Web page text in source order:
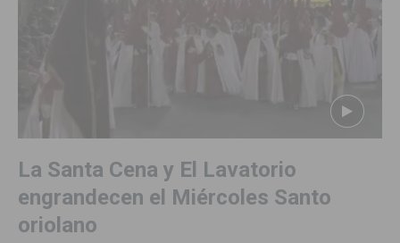
La Santa Cena y El Lavatorio
engrandecen el Miércoles Santo
oriolano